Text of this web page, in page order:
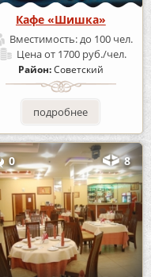
Кафе «Шишка»
Вместимость:до 100 чел.
Ценаот 1700 руб./чел.
Район:Советский
подробнее
0 8